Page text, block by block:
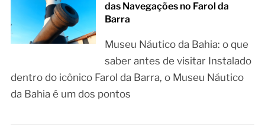
das Navegações no Farol da
Barra
Museu Náutico da Bahia: o que
saber antes de visitar Instalado
dentro do icônico Farol da Barra, o Museu Náutico
da Bahia é um dos pontos